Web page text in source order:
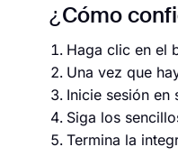
¿Cómo
Haga clic en el
Una vez que
Inicie sesión en
Siga los
Termina la